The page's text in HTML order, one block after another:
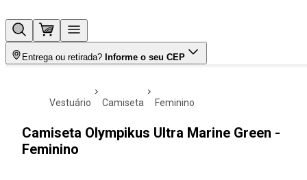
Entrega ou retirada? Informe o seu CEP
vestuário camiseta feminino
Camiseta Olympikus Ultra Marine Green -
Feminino